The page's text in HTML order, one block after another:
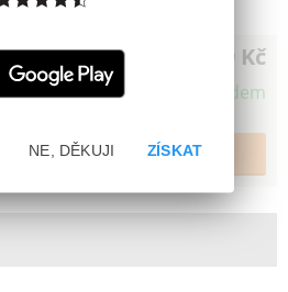
149 Kč
Skladem
ZÍSKAT
NE, DĚKUJI